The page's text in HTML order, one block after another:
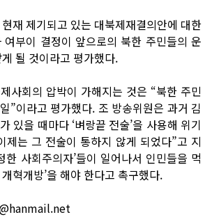
재 제기되고 있는 대북제재결의안에 대한
부이 결정이 앞으로의 북한 주민들의 운
될 것이라고 평가했다.
사회의 압박이 가해지는 것은 “북한 주민
”이라고 평가했다. 조 방송위원은 과거 김
있을 때마다 ‘벼랑끝 전술’을 사용해 위기
제는 그 전술이 통하지 않게 되었다”고 지
한 사회주의자’들이 일어나서 인민들을 먹
혁개방’을 해야 한다고 촉구했다.